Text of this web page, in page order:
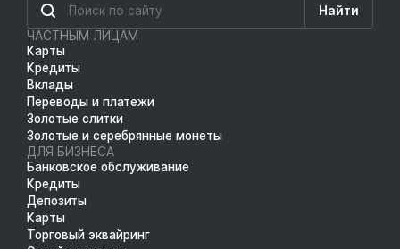
Найти
ЧАСТНЫМ ЛИЦАМ
Карты
Кредиты
Вклады
Переводы и платежи
Золотые слитки
Золотые и серебрянные монеты
ДЛЯ БИЗНЕСА
Банковское обслуживание
Кредиты
Депозиты
Карты
Торговый эквайринг